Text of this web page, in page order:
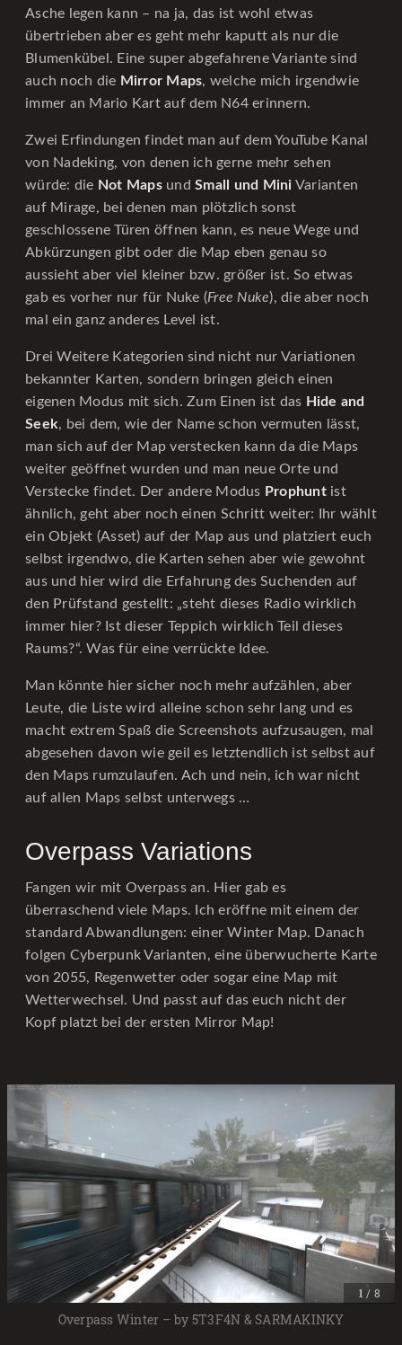
Asche legen kann – na ja, das ist wohl etwas
übertrieben aber es geht mehr kaputt als nur die
Blumenkübel. Eine super abgefahrene Variante sind
auch noch die Mirror Maps, welche mich irgendwie
immer an Mario Kart auf dem N64 erinnern.
Zwei Erfindungen findet man auf dem YouTube Kanal
von Nadeking, von denen ich gerne mehr sehen
würde: die Not Mapsund Small und Mini Varianten
auf Mirage, bei denen man plötzlich sonst
geschlossene Türen öffnen kann, es neue Wege und
Abkürzungen gibt oder die Map eben genau so
aussieht aber viel kleiner bzw. größer ist. So etwas
gab es vorher nur für Nuke (Free Nuke), die aber noch
mal ein ganz anderes Level ist.
Drei Weitere Kategorien sind nicht nur Variationen
bekannter Karten, sondern bringen gleich einen
eigenen Modus mit sich. Zum Einen ist das Hide and
Seek, bei dem, wie der Name schon vermuten lässt,
man sich auf der Map verstecken kann da die Maps
weiter geöffnet wurden und man neue Orte und
Verstecke findet. Der andere Modus Prophuntist
ähnlich, geht aber noch einen Schritt weiter: Ihr wählt
ein Objekt (Asset) auf der Map aus und platziert euch
selbst irgendwo, die Karten sehen aber wie gewohnt
aus und hier wird die Erfahrung des Suchenden auf
den Prüfstand gestellt: „steht dieses Radio wirklich
immer hier? Ist dieser Teppich wirklich Teil dieses
Raums?“. Was für eine verrückte Idee.
Man könnte hier sicher noch mehr aufzählen, aber
Leute, die Liste wird alleine schon sehr lang und es
macht extrem Spaß die Screenshots aufzusaugen, mal
abgesehen davon wie geil es letztendlich ist selbst auf
den Maps rumzulaufen. Ach und nein, ich war nicht
auf allen Maps selbst unterwegs …
Overpass Variations
Fangen wir mit Overpass an. Hier gab es
überraschend viele Maps. Ich eröffne mit einem der
standard Abwandlungen: einer Winter Map. Danach
folgen Cyberpunk Varianten, eine überwucherte Karte
von 2055, Regenwetter oder sogar eine Map mit
Wetterwechsel. Und passt auf das euch nicht der
Kopf platzt bei der ersten Mirror Map!
1 / 8
Overpass Winter – by 5T3F4N & SARMAKINKY